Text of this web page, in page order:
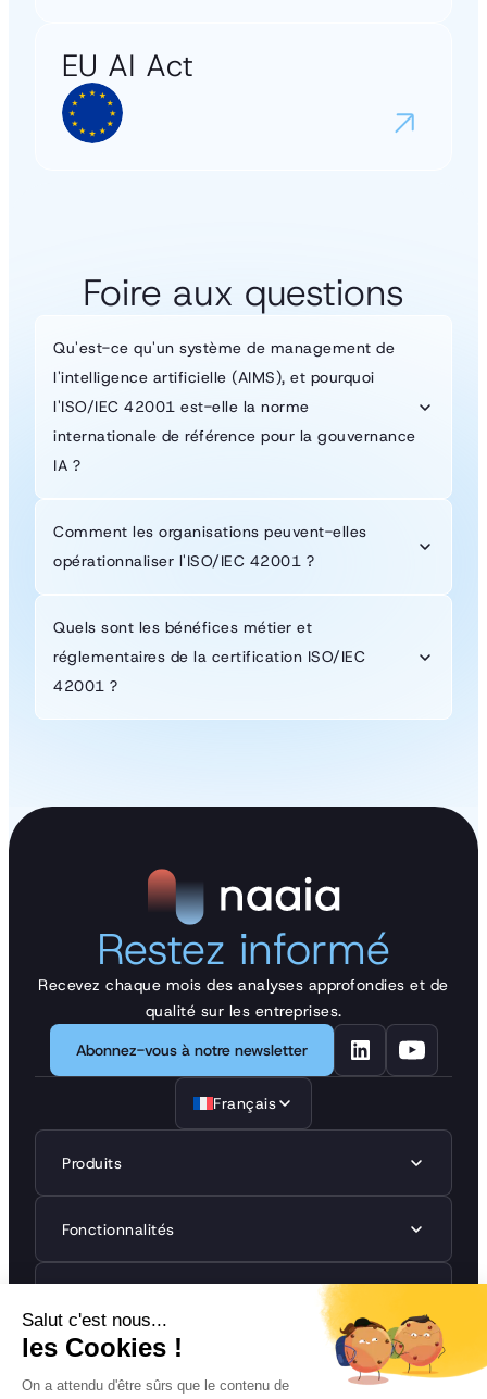
EU AI Act
Foire aux questions
Qu'est-ce qu'un système de management de
l'intelligence artificielle (AIMS), et pourquoi
l'ISO/IEC 42001 est-elle la norme
internationale de référence pour la gouvernance
IA ?
Comment les organisations peuvent-elles
opérationnaliser l'ISO/IEC 42001 ?
Quels sont les bénéfices métier et
réglementaires de la certification ISO/IEC
42001 ?
Restez informé
Recevez chaque mois des analyses approfondies et de
qualité sur les entreprises.
Abonnez-vous à notre newsletter
Français
Produits
Fonctionnalités
Ressources